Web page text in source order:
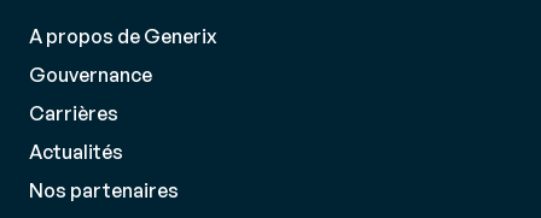
A propos de Generix
Gouvernance
Carrières
Actualités
Nos partenaires